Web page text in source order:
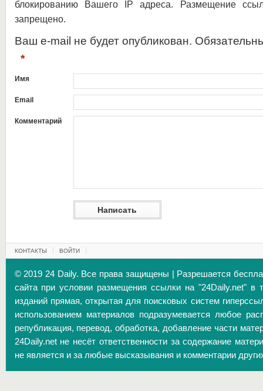
блокированию Вашего IP адреса. Размещение
запрещено.
Ваш e-mail не будет опубликован.
*
Имя
Email
Комментарий
КОНТАКТЫ ВОЙТИ
© 2019 24 Daily. Все права защищены | Разрешается
сайта при условии размещения ссылки на "24Daily.net" в
изданий прямая, открытая для поисковых систем
использованием материалов подразумевается любое
републикация, перевод, обработка, добавление части
24Daily.net не несёт ответственности за содержание
не является и за любые высказывания и комментарии